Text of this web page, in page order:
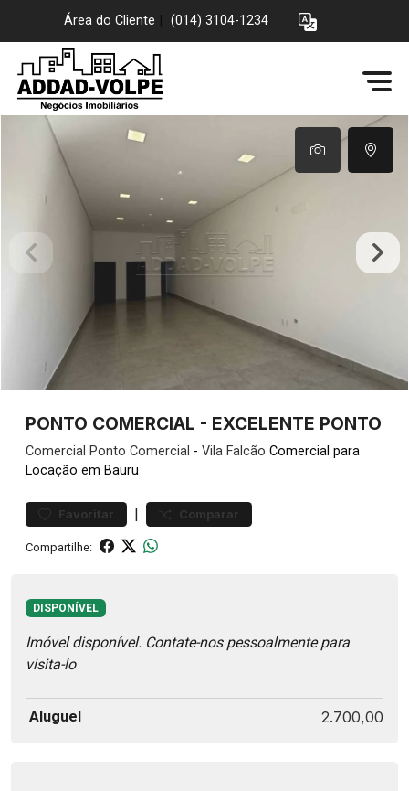
Área do Cliente (014) 3104-1234
PONTO COMERCIAL - EXCELENTE PONTO
Comercial Ponto Comercial - Vila Falcão Comercial para
Locação em Bauru
Favoritar | Comparar
Compartilhe:
DISPONÍVEL
Imóvel disponível. Contate-nos pessoalmente para
visita-lo
Aluguel 2.700,00